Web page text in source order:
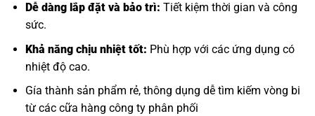
Dễ dàng lắp đặt và bảo trì: Tiết kiệm thời gian và công
sức.
Khả năng chịu nhiệt tốt: Phù hợp với các ứng dụng có
nhiệt độ cao.
Gía thành sản phẩm rẻ, thông dụng dễ tìm kiếm vòng bi
từ các cữa hàng công ty phân phối